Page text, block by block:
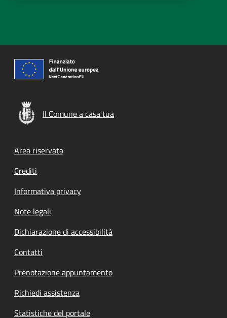
Il Comune a casa tua
Footer menu
Area riservata
Crediti
Informativa privacy
Note legali
Dichiarazione di accessibilità
Contatti
Prenotazione appuntamento
Richiedi assistenza
Statistiche del portale